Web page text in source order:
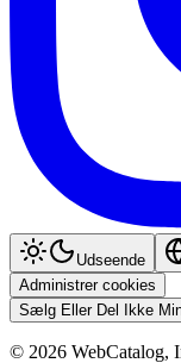
Udseende
Administrer cookies
Sælg Eller Del Ikke
© 2026 WebCatalog,